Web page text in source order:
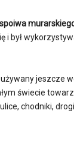
spoiwa
i był
jeszcze
świecie
chodniki,